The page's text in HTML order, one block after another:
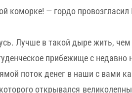
коморке! — гордо провозгласил
Лучше в такой дыре жить,
прибежище с
поток денег в наши с вами
открывался